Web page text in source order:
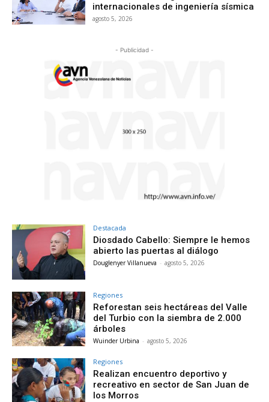
internacionales de ingeniería sísmica
agosto 5, 2026
- Publicidad -
Destacada
Diosdado Cabello: Siempre le hemos
abierto las puertas al diálogo
Douglenyer Villanueva - agosto 5, 2026
Regiones
Reforestan seis hectáreas del Valle
del Turbio con la siembra de 2.000
árboles
Wuinder Urbina - agosto 5, 2026
Regiones
Realizan encuentro deportivo y
recreativo en sector de San Juan de
los Morros